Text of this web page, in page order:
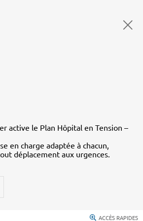
active le Plan Hôpital en Tension –
en charge adaptée à chacun,
déplacement aux urgences.
ACCÈS RAPIDES